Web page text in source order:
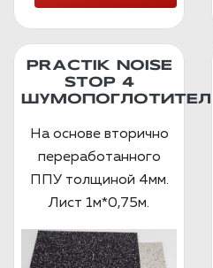
PRACTIK NOISE
STOP 4
На основе вторично
переработанного
ППУ толщиной 4мм.
Лист 1м*0,75м.